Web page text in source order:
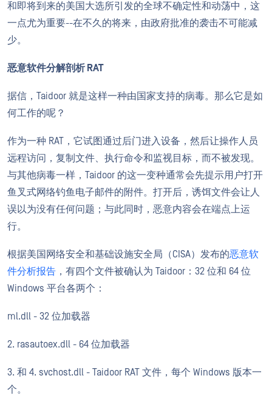
和即将到来的美国大选所引发的全球不确定性和动荡中，这
一点尤为重要--在不久的将来，由政府批准的袭击不可能减
少。
恶意软件分解剖析 RAT
据信，Taidoor 就是这样一种由国家支持的病毒。那么它是如
何工作的呢？
作为一种 RAT，它试图通过后门进入设备，然后让操作人员
远程访问，复制文件、执行命令和监视目标，而不被发现。
与其他病毒一样，Taidoor 的这一变种通常会先提示用户打开
鱼叉式网络钓鱼电子邮件的附件。打开后，诱饵文件会让人
误以为没有任何问题；与此同时，恶意内容会在端点上运
行。
根据美国网络安全和基础设施安全局（CISA）发布的恶意软
件分析报告 ，有四个文件被确认为 Taidoor：32 位和 64 位
Windows 平台各两个：
ml.dll - 32 位加载器
2. rasautoex.dll - 64 位加载器
3. 和 4. svchost.dll - Taidoor RAT 文件，每个 Windows 版本一
个。